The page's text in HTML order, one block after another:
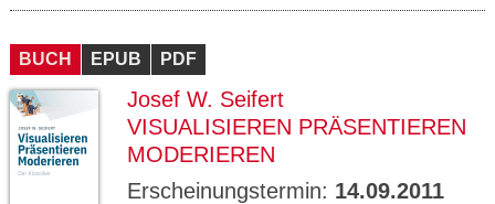
BUCH EPUB PDF
Josef W. Seifert
VISUALISIEREN PRÄSENTIEREN
MODERIEREN
Erscheinungstermin: 14.09.2011